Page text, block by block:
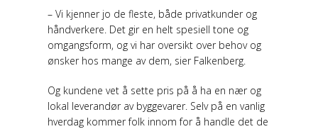
– Vi kjenner jo de fleste, både privatkunder og
håndverkere. Det gir en helt spesiell tone og
omgangsform, og vi har oversikt over behov og
ønsker hos mange av dem, sier Falkenberg.
Og kundene vet å sette pris på å ha en nær og
lokal leverandør av byggevarer. Selv på en vanlig
hverdag kommer folk innom for å handle det de